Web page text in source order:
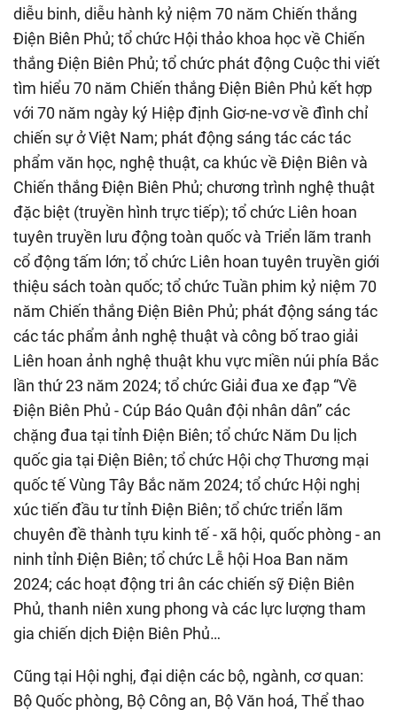
diễu binh, diễu hành kỷ niệm 70 năm Chiến thắng
Điện Biên Phủ; tổ chức Hội thảo khoa học về Chiến
thắng Điện Biên Phủ; tổ chức phát động Cuộc thi viết
tìm hiểu 70 năm Chiến thắng Điện Biên Phủ kết hợp
với 70 năm ngày ký Hiệp định Giơ-ne-vơ về đình chỉ
chiến sự ở Việt Nam; phát động sáng tác các tác
phẩm văn học, nghệ thuật, ca khúc về Điện Biên và
Chiến thắng Điện Biên Phủ; chương trình nghệ thuật
đặc biệt (truyền hình trực tiếp); tổ chức Liên hoan
tuyên truyền lưu động toàn quốc và Triển lãm tranh
cổ động tấm lớn; tổ chức Liên hoan tuyên truyền giới
thiệu sách toàn quốc; tổ chức Tuần phim kỷ niệm 70
năm Chiến thắng Điện Biên Phủ; phát động sáng tác
các tác phẩm ảnh nghệ thuật và công bố trao giải
Liên hoan ảnh nghệ thuật khu vực miền núi phía Bắc
lần thứ 23 năm 2024; tổ chức Giải đua xe đạp “Về
Điện Biên Phủ - Cúp Báo Quân đội nhân dân” các
chặng đua tại tỉnh Điện Biên; tổ chức Năm Du lịch
quốc gia tại Điện Biên; tổ chức Hội chợ Thương mại
quốc tế Vùng Tây Bắc năm 2024; tổ chức Hội nghị
xúc tiến đầu tư tỉnh Điện Biên; tổ chức triển lãm
chuyên đề thành tựu kinh tế - xã hội, quốc phòng - an
ninh tỉnh Điện Biên; tổ chức Lễ hội Hoa Ban năm
2024; các hoạt động tri ân các chiến sỹ Điện Biên
Phủ, thanh niên xung phong và các lực lượng tham
gia chiến dịch Điện Biên Phủ…
Cũng tại Hội nghị, đại diện các bộ, ngành, cơ quan:
Bộ Quốc phòng, Bộ Công an, Bộ Văn hoá, Thể thao